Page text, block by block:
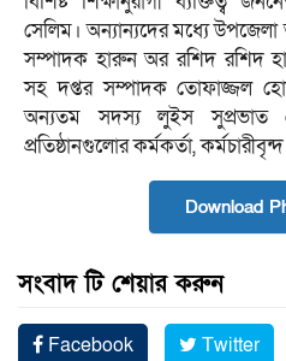
সেলিম। অন্যান্যদের মধ্যে
সম্পাদক হারুন অর রশিদ রশিদ
সহ দপ্তর সম্পাদক তোফাজ্জল
অন্যতম সদস্য লুইস সুপ্রভাত
প্রতিষ্ঠানগুলোর কর্মকর্তা,
Download
সংবাদ টি শেয়ার করুন
Facebook Twitter